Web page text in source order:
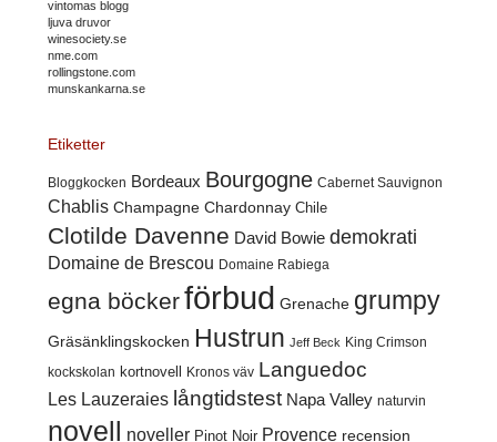
vintomas blogg
ljuva druvor
winesociety.se
nme.com
rollingstone.com
munskankarna.se
Etiketter
Bloggkocken Bordeaux Bourgogne Cabernet Sauvignon
Chablis Champagne Chardonnay Chile
Clotilde Davenne David Bowie demokrati
Domaine de Brescou Domaine Rabiega
egna böckerförbud Grenache grumpy
Gräsänklingskocken Hustrun Jeff Beck King Crimson
kockskolan kortnovell Kronos väv Languedoc
Les Lauzeraies långtidstest Napa Valley naturvin
novell noveller Pinot Noir Provence recension